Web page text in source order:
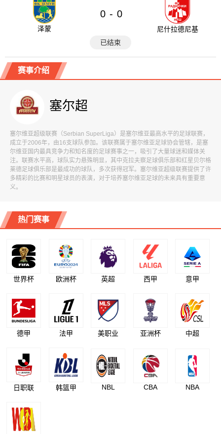
泽蒙
0 - 0
尼什拉德尼基
已结束
赛事介绍
塞尔超
塞尔维亚超级联赛（Serbian SuperLiga）是塞尔维亚最高水平的足球联赛，
成立于2006年，由16支球队参加。该联赛属于塞尔维亚足球协会管辖，是塞
尔维亚国内最具竞争力和知名度的足球赛事之一，吸引了大量球迷和媒体关
注。联赛水平高，球队实力悬殊明显，其中克拉夫察足球俱乐部和红星贝尔格
莱德足球俱乐部是最成功的球队，多次获得冠军。塞尔维亚超级联赛提供了许
多精彩的比赛和明星球员的表演，对于培养塞尔维亚足球的未来具有重要意
义。
热门赛事
世界杯 欧洲杯 英超 西甲 意甲
德甲 法甲 美职业 亚洲杯 中超
日职联 韩篮甲 NBL CBA NBA